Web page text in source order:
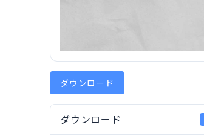
ダウンロード
ダウンロード